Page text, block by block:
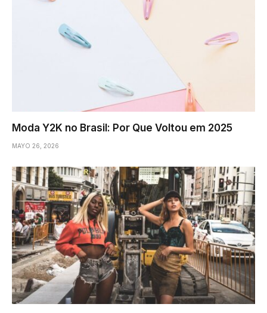
Moda Y2K no Brasil: Por Que Voltou em 2025
MAYO 26, 2026